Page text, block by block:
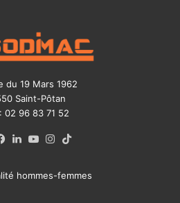
du 19 Mars 1962
Saint-Pôtan
02 96 83 71 52
Facebook
Linkedin
YouTubeInstagram
hommes-femmes